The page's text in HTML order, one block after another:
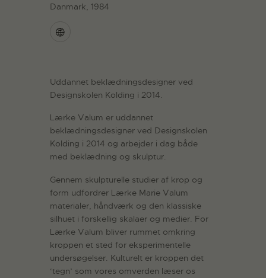
Danmark, 1984
Uddannet beklædningsdesigner ved
Designskolen Kolding i 2014.
Lærke Valum er uddannet
beklædningsdesigner ved Designskolen
Kolding i 2014 og arbejder i dag både
med beklædning og skulptur.
Gennem skulpturelle studier af krop og
form udfordrer Lærke Marie Valum
materialer, håndværk og den klassiske
silhuet i forskellig skalaer og medier. For
Lærke Valum bliver rummet omkring
kroppen et sted for eksperimentelle
undersøgelser. Kulturelt er kroppen det
‘tegn’ som vores omverden læser os